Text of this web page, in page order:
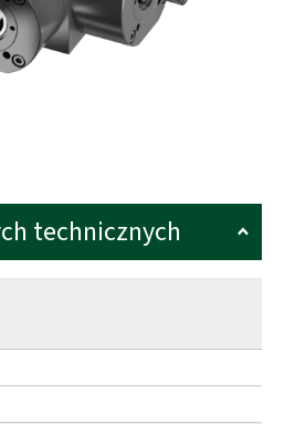
technicznych